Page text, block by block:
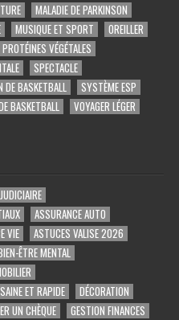
MALADIE DE PARKINSON
MUSIQUE ET SPORT
OREILLER
PROTÉINES VÉGÉTALES
SPECTACLE
DE BASKETBALL
SYSTÈME ESP
BASKETBALL VOYAGER LÉGER
ASSURANCE AUTO
VIE
ASTUCES VALISE 2026
ÊTRE MENTAL
ET RAPIDE
DÉCORATION
UN CHÈQUE
GESTION FINANCES